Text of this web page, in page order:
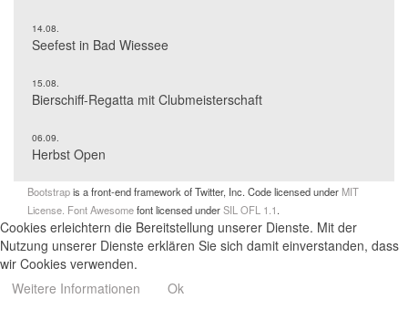
14.08.
Seefest in Bad Wiessee
15.08.
Bierschiff-Regatta mit Clubmeisterschaft
06.09.
Herbst Open
Bootstrapis a front-end framework of Twitter, Inc. Code licensed under MIT
License. Font Awesomefont licensed underSIL OFL 1.1.
Cookies erleichtern die Bereitstellung unserer Dienste. Mit der
Nutzung unserer Dienste erklären Sie sich damit einverstanden, dass
wir Cookies verwenden.
Weitere Informationen
Ok